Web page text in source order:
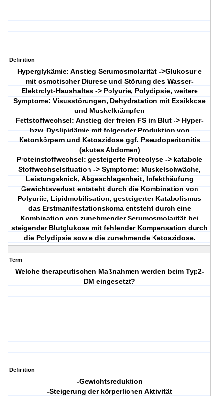
Definition
Hyperglykämie: Anstieg Serumosmolarität ->Glukosurie
mit osmotischer Diurese und Störung des Wasser-
Elektrolyt-Haushaltes -> Polyurie, Polydipsie, weitere
Symptome: Visusstörungen, Dehydratation mit Exsikkose
und Muskelkrämpfen
Fettstoffwechsel: Anstieg der freien FS im Blut -> Hyper-
bzw. Dyslipidämie mit folgender Produktion von
Ketonkörpern und Ketoazidose ggf. Pseudoperitonitis
(akutes Abdomen)
Proteinstoffwechsel: gesteigerte Proteolyse -> katabole
Stoffwechselsituation -> Symptome: Muskelschwäche,
Leistungsknick, Abgeschlagenheit, Infekthäufung
Gewichtsverlust entsteht durch die Kombination von
Polyuriie, Lipidmobilisation, gesteigerter Katabolismus
das Erstmanifestationskoma entsteht durch eine
Kombination von zunehmender Serumosmolarität bei
steigender Blutglukose mit fehlender Kompensation durch
die Polydipsie sowie die zunehmende Ketoazidose.
Term
Welche therapeutischen Maßnahmen werden beim Typ2-
DM eingesetzt?
Definition
-Gewichtsreduktion
-Steigerung der körperlichen Aktivität